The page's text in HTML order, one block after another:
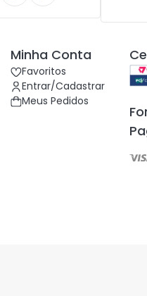
Minha Conta
Favoritos
Entrar/Cadastrar
Meus Pedidos